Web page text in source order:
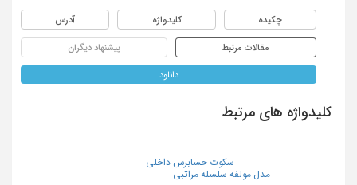
چکیده کلیدواژه آدرس
مقالات مرتبط پیشنهاد دیگران
دانلود
کلیدواژه های مرتبط
مدل مولفه سلسله مراتبی
سکوت حسابرس داخلی